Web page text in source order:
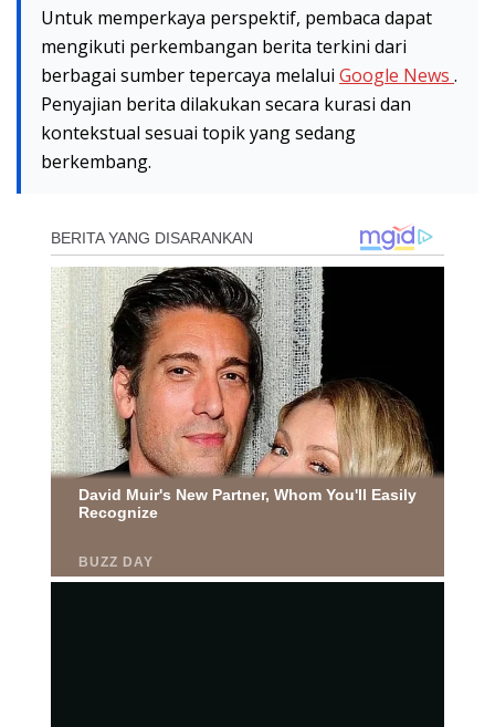
Untuk memperkaya perspektif, pembaca dapat
mengikuti perkembangan berita terkini dari
berbagai sumber tepercaya melalui Google News .
Penyajian berita dilakukan secara kurasi dan
kontekstual sesuai topik yang sedang
berkembang.